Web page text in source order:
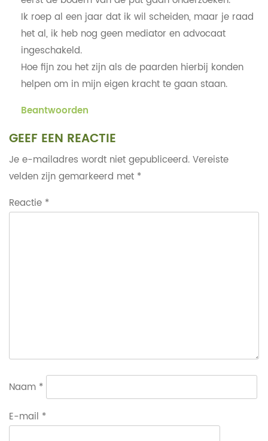
Ik roep al een jaar dat ik wil scheiden, maar je raad
het al, ik heb nog geen mediator en advocaat
ingeschakeld.
Hoe fijn zou het zijn als de paarden hierbij konden
helpen om in mijn eigen kracht te gaan staan.
Beantwoorden
GEEF EEN REACTIE
Je e-mailadres wordt niet gepubliceerd. Vereiste
velden zijn gemarkeerd met *
Reactie *
Naam *
E-mail *